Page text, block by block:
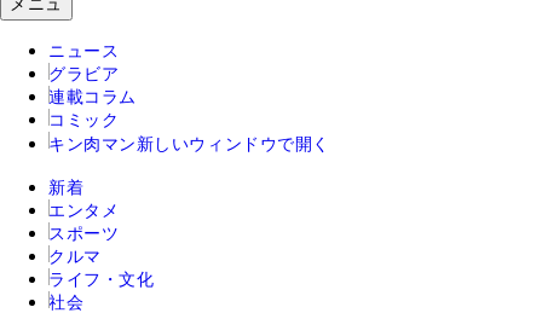
ニュース
グラビア
連載コラム
コミック
キン肉マン 新しいウィンドウで開く
新着
エンタメ
スポーツ
クルマ
ライフ・文化
社会